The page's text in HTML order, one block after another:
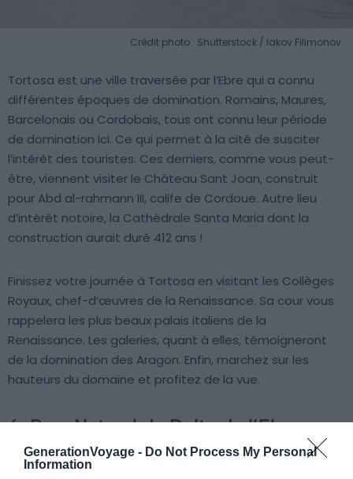
GenerationVoyage - Do Not Process My Personal
Information
Crédit photo : Shutterstock / Iakov Filimonov
Tortosa est une ville traversée par l’Ebre qui a connu
différentes époques de domination. Romains, Maures,
Barcelonais ou Cordobais, tous ont connu leur période
de domination ici. Ce qui permet à la cité de susciter
l’intérêt des touristes. Ces derniers, comme vous peut-
être, viennent visiter le Château Sant Joan, construit
pour Abd al-rahmann III, calife de Cordoue. Autre lieu
d’intérêt notoire, la Cathédrale Santa Maria dont la
construction aurait duré 412 ans !
Finissez votre journée à Tortosa en visitant les Collèges
Royaux, chef-d’œuvres de la Renaissance. Sa cour vous
rappelera les plus beaux palais italiens de la
Renaissance. Les galeries, quant à elles, témoigneront
de la domination des Aragon. Enfin, marchez sur les
hauteurs du domaine et profitez de la vue.
6. Parc Naturel du Delta de l’Ebre